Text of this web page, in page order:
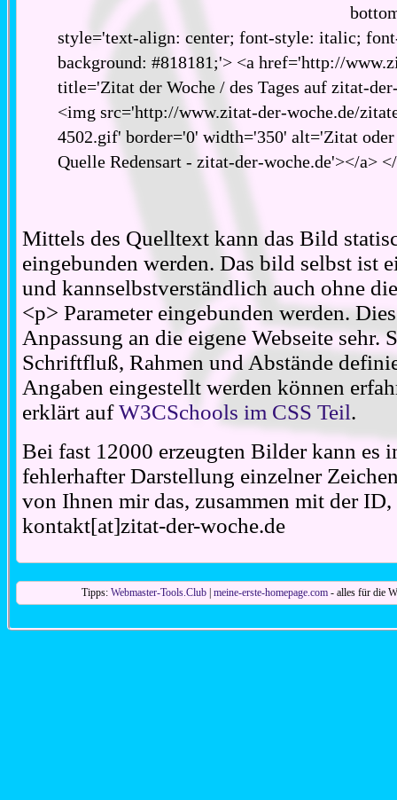
style='text-align: center; font-style: italic;
background: #818181;'> <a href='http://
title='Zitat der Woche / des Tages auf zitat-
<img src='http://www.zitat-der-woche.de/
4502.gif' border='0' width='350' alt='Zitat
Quelle Redensart - zitat-der-woche.de'></a>
Mittels des Quelltext kann das Bild
eingebunden werden. Das bild selbst ist
und kannselbstverständlich auch ohne
<p> Parameter eingebunden werden.
Anpassung an die eigene Webseite sehr.
Schriftfluß, Rahmen und Abstände
Angaben eingestellt werden können
erklärt aufW3CSchools im CSS Teil.
Bei fast 12000 erzeugten Bilder kann es
fehlerhafter Darstellung einzelner
von Ihnen mir das, zusammen mit der
kontakt[at]zitat-der-woche.de
Tipps: Webmaster-Tools.Club| meine-erste-homepage.com- alles für die